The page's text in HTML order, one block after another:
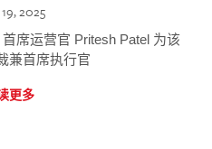
2025
席运营官 Pritesh Patel 为该
兼首席执行官
更多